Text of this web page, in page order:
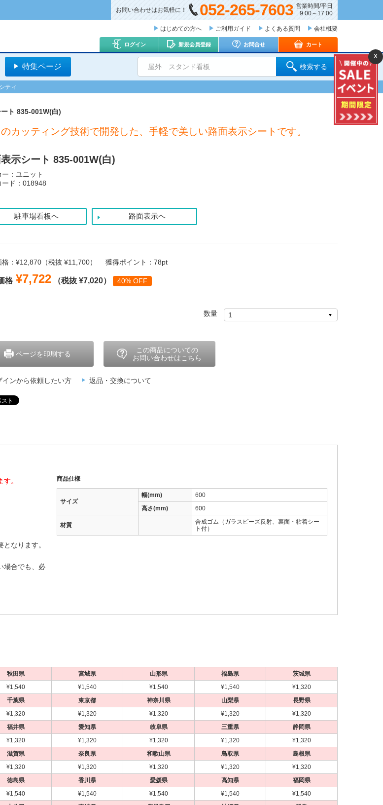
お問い合わせはお気軽に！ 052-265-7603 営業時間/平日
9:00～17:00
はじめての方へ ご利用ガイド よくある質問 会社概要
ログイン 新規会員登録 お問合せ カート
特集ページ 屋外 スタンド看板 検索する
ティ
ト 835-001W(白)
カッティング技術で開発した、手軽で美しい路面表示シートです。
示シート 835-001W(白)
ー：ユニット
ード：018948
駐車場看板へ 路面表示へ
：¥12,870（税抜 ¥11,700） 獲得ポイント：78pt
格 ¥7,722 （税抜 ¥7,020） 40% OFF
数量
ページを印刷する
この商品についての
お問い合わせはこちら
インから依頼したい方 返品・交換について
。
なります。
場合でも、必
商品仕様
サイズ
幅(mm)
600
高さ(mm)
600
材質
合成ゴム（ガラスビーズ反射、裏面・粘着シー
ト付）
秋田県 宮城県 山形県 福島県
茨城県
¥1,540 ¥1,540 ¥1,540 ¥1,540
¥1,320
千葉県 東京都 神奈川県 山梨県
長野県
¥1,320 ¥1,320 ¥1,320 ¥1,320
¥1,320
福井県 愛知県 岐阜県 三重県
静岡県
¥1,320 ¥1,320 ¥1,320 ¥1,320
¥1,320
滋賀県 奈良県 和歌山県 鳥取県
島根県
¥1,320 ¥1,320 ¥1,320 ¥1,320
¥1,320
徳島県 香川県 愛媛県 高知県
福岡県
¥1,540 ¥1,540 ¥1,540 ¥1,540
¥1,540
x